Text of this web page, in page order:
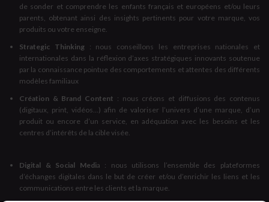
de sonder et comprendre les enfants français et européens et/ou leurs
parents, obtenant ainsi des insights pertinents pour votre marque, vos
produits ou votre enseigne.
Strategic Thinking: nous conseillons les entreprises nationales et
internationales dans la réflexion d’axes stratégiques innovants soutenue
par la connaissance pointue des comportements et attentes des différents
modèles familiaux
Création & Brand Content : nous créons et diffusions des contenus
(digitaux, print, vidéos...) afin de valoriser l’univers d’une marque, d’un
produit ou encore d’un service, en adéquation avec les besoins et les
centres d’intérêts de la cible visée.
Digital & Social Media : nous utilisons l’ensemble des plateformes
d’échanges digitales dans le but de créer et/ou d’enrichir les liens et les
communications entre les clients et la marque.